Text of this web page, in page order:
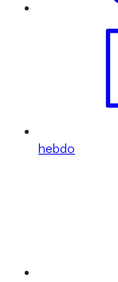
hebdo